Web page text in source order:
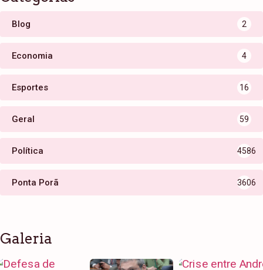
Blog 2
Economia 4
Esportes 16
Geral 59
Política 4586
Ponta Porã 3606
Galeria